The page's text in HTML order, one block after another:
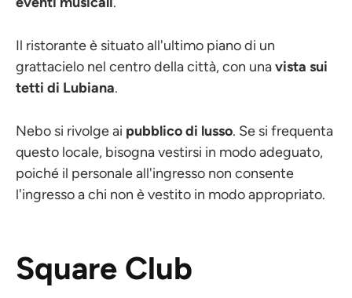
Il ristorante è situato all'ultimo piano di un
grattacielo nel centro della città, con unavista sui
tetti di Lubiana.
Nebo si rivolge ai pubblico di lusso. Se si frequenta
questo locale, bisogna vestirsi in modo adeguato,
poiché il personale all'ingresso non consente
l'ingresso a chi non è vestito in modo appropriato.
Square Club